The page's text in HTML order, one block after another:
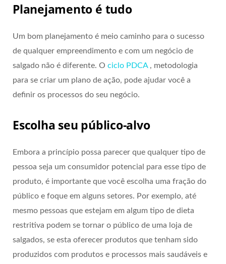
Planejamento é tudo
Um bom planejamento é meio caminho para o sucesso
de qualquer empreendimento e com um negócio de
salgado não é diferente. O ciclo PDCA, metodologia
para se criar um plano de ação, pode ajudar você a
definir os processos do seu negócio.
Escolha seu público-alvo
Embora a princípio possa parecer que qualquer tipo de
pessoa seja um consumidor potencial para esse tipo de
produto, é importante que você escolha uma fração do
público e foque em alguns setores. Por exemplo, até
mesmo pessoas que estejam em algum tipo de dieta
restritiva podem se tornar o público de uma loja de
salgados, se esta oferecer produtos que tenham sido
produzidos com produtos e processos mais saudáveis e